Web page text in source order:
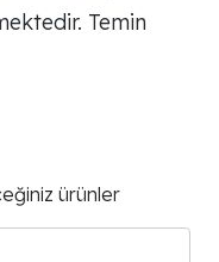
Temin
ürünler